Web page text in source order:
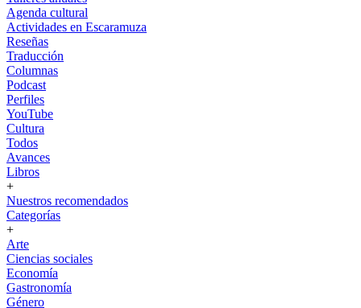
Agenda cultural
Actividades en Escaramuza
Reseñas
Traducción
Columnas
Podcast
Perfiles
YouTube
Cultura
Todos
Avances
Libros
+
Nuestros recomendados
Categorías
+
Arte
Ciencias sociales
Economía
Gastronomía
Género